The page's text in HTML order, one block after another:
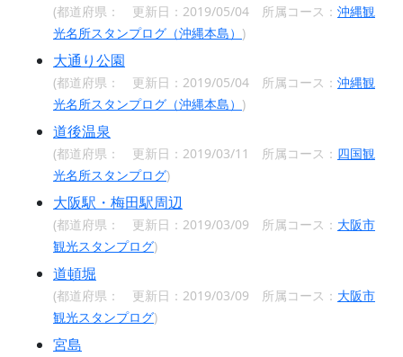
(都道府県： 更新日：2019/05/04 所属コース： 沖縄観
光名所スタンプログ（沖縄本島） )
大通り公園
(都道府県： 更新日：2019/05/04 所属コース： 沖縄観
光名所スタンプログ（沖縄本島） )
道後温泉
(都道府県： 更新日：2019/03/11 所属コース： 四国観
光名所スタンプログ)
大阪駅・梅田駅周辺
(都道府県： 更新日：2019/03/09 所属コース： 大阪市
観光スタンプログ)
道頓堀
(都道府県： 更新日：2019/03/09 所属コース： 大阪市
観光スタンプログ)
宮島